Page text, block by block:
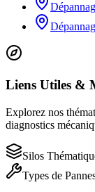
Liens Utiles &
Explorez nos
diagnostics
Silos
Types de